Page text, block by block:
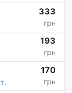
333
грн
193
грн
170
грн